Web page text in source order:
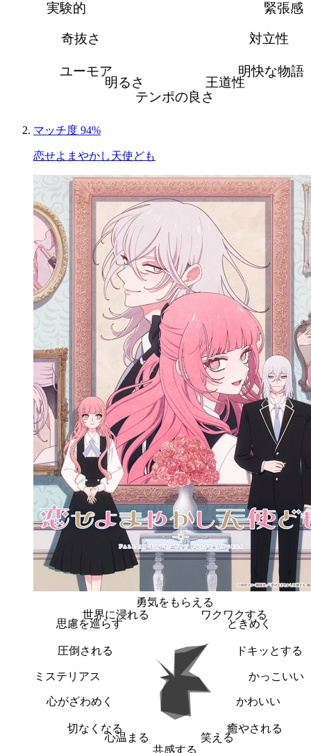
緊張感
対立性
明快な物語
王道性
テンポの良さ
明るさ
ユーモア
奇抜さ
実験的
マッチ度 94%
恋せよまやかし天使ども
勇気をもらえる
ワクワクする
ときめく
ドキッとする
かっこいい
かわいい
癒やされる
笑える
共感する
心温まる
切なくなる
心がざわめく
ミステリアス
圧倒される
思慮を巡らす
世界に浸れる